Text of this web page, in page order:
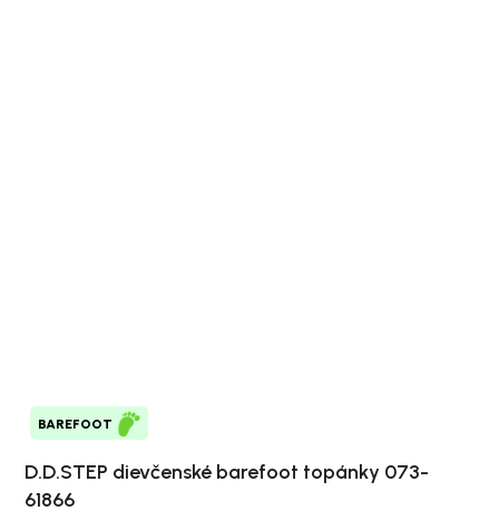
BAREFOOT
D.D.STEP dievčenské barefoot topánky 073-
61866